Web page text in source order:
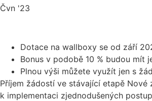
Čvn '23
Dotace na wallboxy se od září
Bonus v podobě 10 % budou mít
Plnou výši můžete využít jen s
Příjem žádostí ve stávající etapě
k implementaci zjednodušených